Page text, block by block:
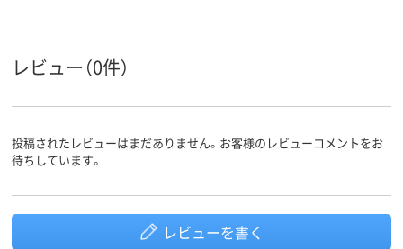
レビュー（0件）
投稿されたレビューはまだありません。お客様のレビューコメントをお
待ちしています。
レビューを書く